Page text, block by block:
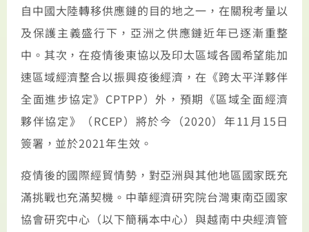
自中國大陸轉移供應鏈的目的地之一，在關稅考量以
及保護主義盛行下，亞洲之供應鏈近年已逐漸重整
中。其次，在疫情後東協以及印太區域各國希望能加
速區域經濟整合以振興疫後經濟，在《跨太平洋夥伴
全面進步協定》 CPTPP）外，預期《區域全面經濟
夥伴協定》（RCEP）將於今（2020）年11月 15日
簽署，並於2021年生效。
疫情後的國際經貿情勢，對亞洲與其他地區國家既充
滿挑戰也充滿契機。中華經濟研究院台灣東南亞國家
協會研究中心（以下簡稱本中心）與越南中央經濟管